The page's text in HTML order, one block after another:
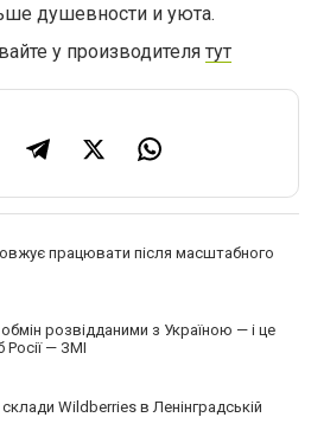
душевности и уюта.
у производителя тут
працювати після масштабного
розвідданими з Україною — і це
Росії — ЗМІ
Wildberries в Ленінградській